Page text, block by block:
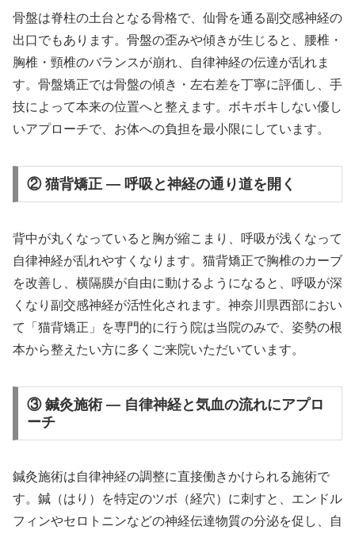
骨盤は脊柱の土台となる骨格で、仙骨を通る副交感神経の
出口でもあります。骨盤の歪みや傾きが生じると、腰椎・
胸椎・頸椎のバランスが崩れ、自律神経の伝達が乱れま
す。骨盤矯正では骨盤の傾き・左右差を丁寧に評価し、手
技によって本来の位置へと整えます。ボキボキしない優し
いアプローチで、お体への負担を最小限にしています。
② 猫背矯正 — 呼吸と神経の通り道を開く
背中が丸くなっていると胸が縮こまり、呼吸が浅くなって
自律神経が乱れやすくなります。猫背矯正で胸椎のカーブ
を改善し、横隔膜が自由に動けるようになると、呼吸が深
くなり副交感神経が活性化されます。神奈川県西部におい
て「猫背矯正」を専門的に行う院は当院のみで、姿勢の根
本から整えたい方に多くご来院いただいています。
③ 鍼灸施術 — 自律神経と気血の流れにアプロ
ーチ
鍼灸施術は自律神経の調整に直接働きかけられる施術で
す。鍼（はり）を特定のツボ（経穴）に刺すと、エンドル
フィンやセロトニンなどの神経伝達物質の分泌を促し、自